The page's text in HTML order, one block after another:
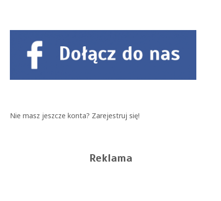
Nie masz jeszcze konta? Zarejestruj się!
Reklama